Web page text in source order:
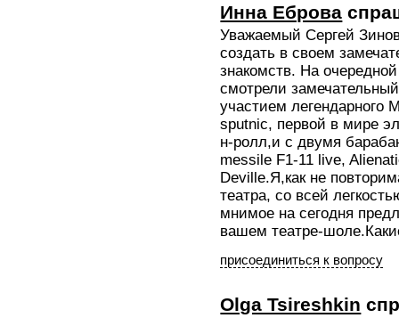
Инна Еброва
Уважаемый Сергей
создать в своем
знакомств. На
смотрели
участием легендарного
sputnic, первой в мире
н-ролл,и с двумя
messile F1-11 live,
Deville.Я,как не
театра, cо всей
мнимое на сегодня
вашем театре-
присоединиться к вопросу
Olga Tsireshkin